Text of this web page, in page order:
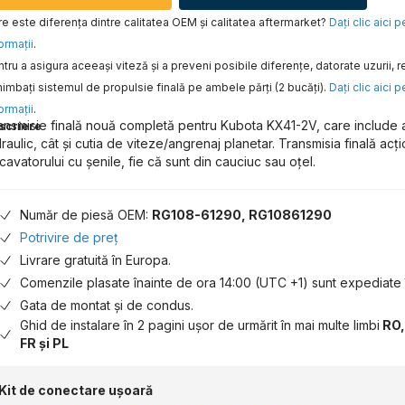
este diferența dintre calitatea OEM și calitatea aftermarket? Daţi clic aici
.
a asigura aceeaşi viteză şi a preveni posibile diferenţe, datorate uzurii,
sistemul de propulsie finală pe ambele părţi (2 bucăţi). Daţi clic aici
.
finală nouă completă pentru Kubota KX41-2V, care include
cât și cutia de viteze/angrenaj planetar. Transmisia finală
cu șenile, fie că sunt din cauciuc sau oțel.
Număr de piesă OEM: RG108-61290, RG10861290
Potrivire de preț
Livrare gratuită în Europa.
Comenzile plasate înainte de ora 14:00 (UTC +1) sunt expediate
Gata de montat și de condus.
Ghid de instalare în 2 pagini ușor de urmărit în mai multe limbi
FR și PL
Kit de conectare ușoară